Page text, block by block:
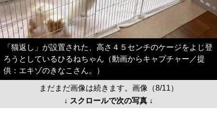
「猫返し」が設置された、高さ４５センチのケージをよじ登
ろうとしているひるねちゃん（動画からキャプチャー／提
供：エキゾのきなこさん。）
まだまだ画像は続きます。画像（8/11）
↓ スクロールで次の写真 ↓